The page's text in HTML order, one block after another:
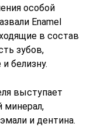
особой
Enamel
в состав
зубов,
белизну.
выступает
минерал,
и дентина.